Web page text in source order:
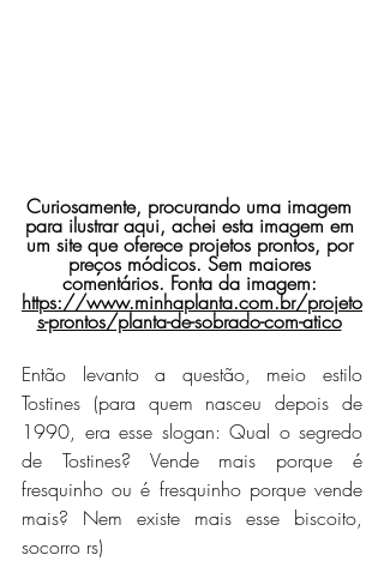
Curiosamente, procurando uma imagem
para ilustrar aqui, achei esta imagem em
um site que oferece projetos prontos, por
preços módicos. Sem maiores
comentários. Fonta da imagem:
https://www.minhaplanta.com.br/projeto
s-prontos/planta-de-sobrado-com-atico
Então levanto a questão, meio estilo
Tostines (para quem nasceu depois de
1990, era esse slogan: Qual o segredo
de Tostines? Vende mais porque é
fresquinho ou é fresquinho porque vende
mais? Nem existe mais esse biscoito,
socorro rs)